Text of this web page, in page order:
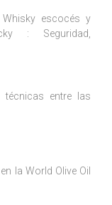
escocés y
: Seguridad,
técnicas entre las
la World Olive Oil